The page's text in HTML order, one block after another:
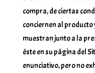
compra, de ciertas
conciernen al producto
muestran junto a la
éste en su página del
enunciativo, pero no